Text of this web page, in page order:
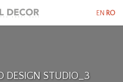
DESIGN STUDIO_3
EN RO